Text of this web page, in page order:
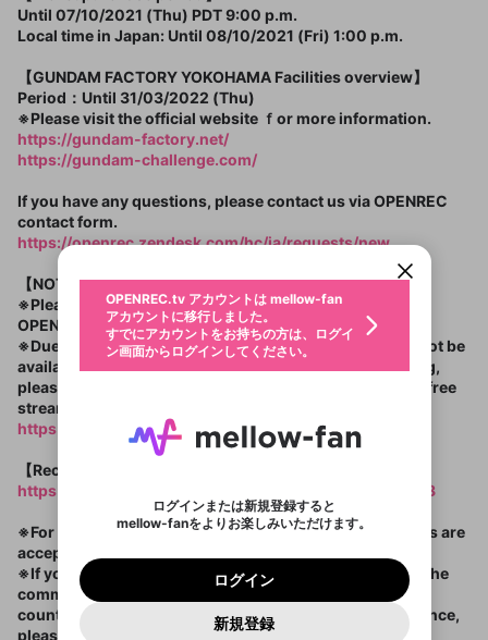
Until 07/10/2021 (Thu) PDT 9:00 p.m.
Local time in Japan: Until 08/10/2021 (Fri) 1:00 p.m.
【GUNDAM FACTORY YOKOHAMA Facilities overview】
Period：Until 31/03/2022 (Thu)
※Please visit the official website ｆor more information.
https://gundam-factory.net/
https://gundam-challenge.com/
If you have any questions, please contact us via OPENREC
contact form.
https://openrec.zendesk.com/hc/ja/requests/new
【NOTICE】
※Please note that you must be a registered member of
OPENREC.tv to view the show.
※Due to the video streaming feature, this service may not be
available in all countries and regions. Before purchasing,
please check in advance if you can watch the following free
streaming videos in OPENREC.
https://www.openrec.tv/
【Recommended viewing devices】
https://openrec.zendesk.com/hc/ja/articles/226706348
※For international purchases, only credit card payments are
accepted.
※If you are viewing this site overseas, please note that the
communication environment differs depending on the
country or region.For the best possible viewing experience,
please check the communication status in advance.
チケット選択
GUNDAM FACTORY YOKOHAMA
Subtitles＞
販売期間：2021/9/4 3:00 - 2021/10/8 6:59
このチケットは2021/10/29 15:00まで有効
ポイントが不足しています
ご確認ください
した。 サービスを利用するには変更後の内容を
を確認しました。
確認しました
OPENREC.tv アカウントは mellow-fan
アカウントに移行しました。
すでにアカウントをお持ちの方は、ログイ
新規登録
メールアドレスで新規登録
または
Google
Yahoo! JAPAN
@
次にお進みください。
OPENREC.tvアカウントはmellow-fanア
カウントに統合しました。
こちらからOPENREC.tvでログイン中のア
ログイン
メールアドレスでログイン
または
Google
Yahoo! JAPAN
ログイン
ログイン
パスワードを忘れた方はこちら
アカウントをお持ちですか？アカウントを作成する
OPENREC.tv アカウントは mellow-fan
アカウントに移行しました。
すでにアカウントをお持ちの方は、ログイ
ン画面からログインしてください。
ログインまたは新規登録すると
mellow-fanをよりお楽しみいただけます。
ログイン
新規登録
登録したメールアドレスを入力し、送信してくださ
再設定する
入力していただいたメールアドレ
スに、パスワード再設定用URLを
のでご確認ください
OK
パーソナルデータの登録
年
生年月は登録後に変更できません。
お住まいの地域
ご登録いただいた情報はサービスの向上を目的
として使用いたします。
一部サービスをご利用いただくには、生年月の
認証コードの入力
メイン及びcs.openrec.co.jpドメイン）が受信拒否設
定に含まれていないかご確認ください。
セッションの有効期限が切れたた
不適切なユーザーとして報告しま
すか？
問題を選択してください
わいせつな表現
著作権の侵害 0
報告された問題については、利用規約に違反しているか
どうかをスタッフが確認します。
サブスクシェア
詳しくはこちら
限定コミュニティ参加方法
Discordアカウントをお持ちでない方
Discordアカウントを作成
Discordは第三者が提供するコミュニティーサービスで、
mellow-fanとは関わりがありません。Discordに関してのお
問い合わせにはお答えすることができません。Discordの仕